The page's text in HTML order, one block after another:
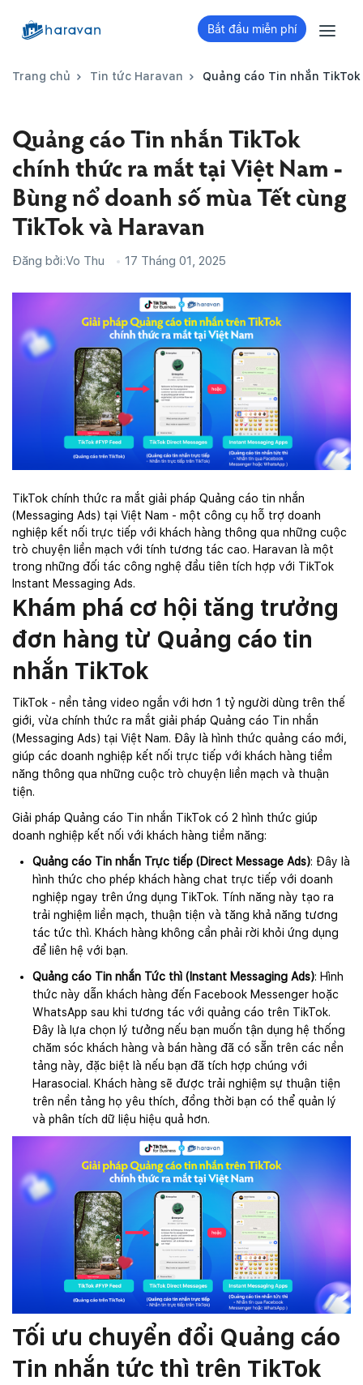
Bắt đầu miễn phí
Trang chủ Tin tức Haravan Quảng cáo Tin nhắn
Quảng cáo Tin nhắn TikTok
chính thức ra mắt tại Việt Nam -
Bùng nổ doanh số mùa Tết cùng
TikTok và Haravan
Đăng bởi:Vo Thu 17 Tháng 01, 2025
TikTok chính thức ra mắt giải pháp Quảng cáo tin nhắn
(Messaging Ads) tại Việt Nam - một công cụ hỗ trợ doanh
nghiệp kết nối trực tiếp với khách hàng thông qua những cuộc
trò chuyện liền mạch với tính tương tác cao. Haravan là một
trong những đối tác công nghệ đầu tiên tích hợp với TikTok
Instant Messaging Ads.
Khám phá cơ hội tăng trưởng
đơn hàng từ Quảng cáo tin
nhắn TikTok
TikTok - nền tảng video ngắn với hơn 1 tỷ người dùng trên thế
giới, vừa chính thức ra mắt giải pháp Quảng cáo Tin nhắn
(Messaging Ads) tại Việt Nam. Đây là hình thức quảng cáo mới,
giúp các doanh nghiệp kết nối trực tiếp với khách hàng tiềm
năng thông qua những cuộc trò chuyện liền mạch và thuận
tiện.
Giải pháp Quảng cáo Tin nhắn TikTok có 2 hình thức giúp
doanh nghiệp kết nối với khách hàng tiềm năng:
Quảng cáo Tin nhắn Trực tiếp (Direct Message Ads): Đây là
hình thức cho phép khách hàng chat trực tiếp với doanh
nghiệp ngay trên ứng dụng TikTok. Tính năng này tạo ra
trải nghiệm liền mạch, thuận tiện và tăng khả năng tương
tác tức thì. Khách hàng không cần phải rời khỏi ứng dụng
để liên hệ với bạn.
Quảng cáo Tin nhắn Tức thì (Instant Messaging Ads): Hình
thức này dẫn khách hàng đến Facebook Messenger hoặc
WhatsApp sau khi tương tác với quảng cáo trên TikTok.
Đây là lựa chọn lý tưởng nếu bạn muốn tận dụng hệ thống
chăm sóc khách hàng và bán hàng đã có sẵn trên các nền
tảng này, đặc biệt là nếu bạn đã tích hợp chúng với
Harasocial. Khách hàng sẽ được trải nghiệm sự thuận tiện
trên nền tảng họ yêu thích, đồng thời bạn có thể quản lý
và phân tích dữ liệu hiệu quả hơn.
Tối ưu chuyển đổi Quảng cáo
Tin nhắn tức thì trên TikTok